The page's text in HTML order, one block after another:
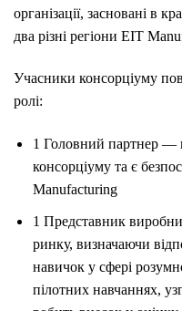
організації, засновані в
два різні регіони EIT
Учасники консорціуму
ролі:
1 Головний партнер —
консорціуму та є
Manufacturing
1 Представник
ринку, визначаючи
навичок у сфері
пілотних навчаннях,